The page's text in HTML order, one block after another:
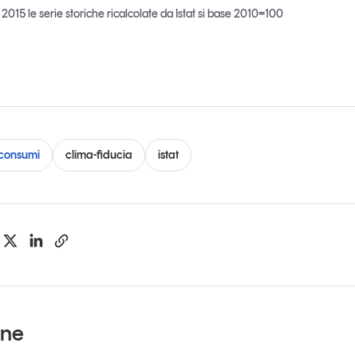
le serie storiche ricalcolate da Istat si base 2010=100
clima-fiducia istat